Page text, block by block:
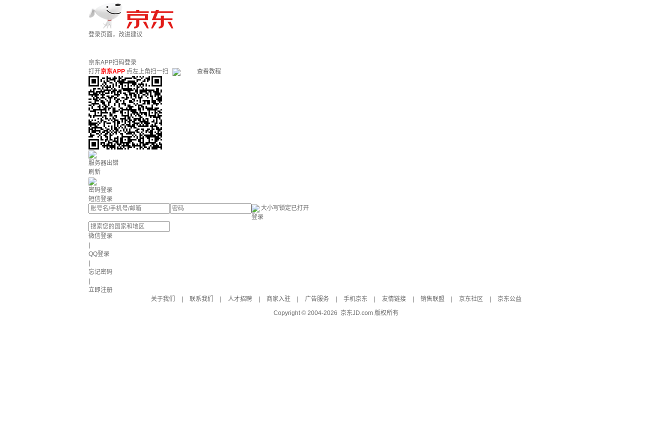
登录页面，改进建议
京东APP扫码登录
打开京东APP 点左上角扫一扫 查看教程
服务器出错
刷新
密码登录
短信登录
大小写锁定已打开
登录
微信登录
QQ登录
忘记密码
立即注册
关于我们
联系我们 人才招聘 商家入驻 广告服务 手机京东 友情链接 销售联盟 京东社区
京东公益
Copyright © 2004-2026 京东JD.com 版权所有